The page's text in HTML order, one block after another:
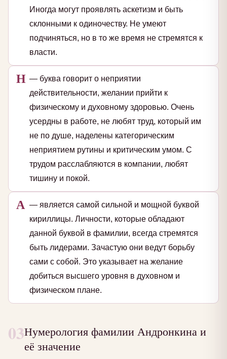
Иногда могут проявлять аскетизм и быть
склонными к одиночеству. Не умеют
подчиняться, но в то же время не стремятся к
власти.
Н — буква говорит о неприятии
действительности, желании прийти к
физическому и духовному здоровью. Очень
усердны в работе, не любят труд, который им
не по душе, наделены категорическим
неприятием рутины и критическим умом. С
трудом расслабляются в компании, любят
тишину и покой.
А — является самой сильной и мощной буквой
кириллицы. Личности, которые обладают
данной буквой в фамилии, всегда стремятся
быть лидерами. Зачастую они ведут борьбу
сами с собой. Это указывает на желание
добиться высшего уровня в духовном и
физическом плане.
03Нумерология фамилии Андронкина и
её значение